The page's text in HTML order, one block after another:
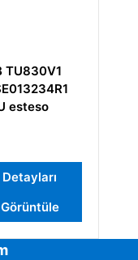
TU830V1
esteso
Detayları
Görüntüle